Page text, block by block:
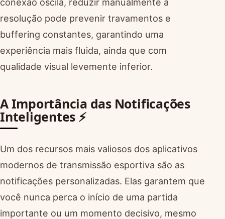
resolução pode prevenir travamentos e
buffering constantes, garantindo uma
experiência mais fluida, ainda que com
qualidade visual levemente inferior.
A Importância das Notificações
Inteligentes ⚡
Um dos recursos mais valiosos dos aplicativos
modernos de transmissão esportiva são as
notificações personalizadas. Elas garantem que
você nunca perca o início de uma partida
importante ou um momento decisivo, mesmo